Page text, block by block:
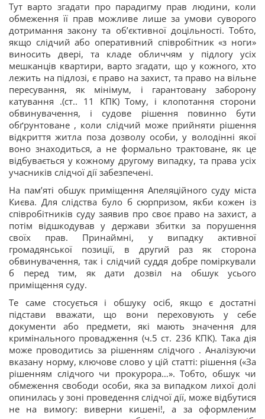
Тут варто згадати про парадигму прав людини, коли
обмеження її прав можливе лише за умови суворого
дотримання закону та об’єктивної доцільності. Тобто,
якщо слідчий або оперативний співробітник «з ноги»
виносить двері, та кладе обличчям у підлогу усіх
мешканців квартири, варто згадати, що у кожного, хто
лежить на підлозі, є право на захист, та право на вільне
пересування, як мінімум, і гарантовану заборону
катування .(ст.. 11 КПК) Тому, і клопотання сторони
обвинувачення, і судове рішення повинно бути
обґрунтоване , коли слідчий може прийняти рішення
відкриття житла поза дозволу особи, у володінні якої
воно знаходиться, а не формально трактоване, як це
відбувається у кожному другому випадку, та права усіх
учасників слідчої дії забезпечені.
На пам’яті обшук приміщення Апеляційного суду міста
Києва. Для слідства було б сюрпризом, якби кожен із
співробітників суду заявив про своє право на захист, а
потім відшкодував у держави збитки за порушення
своїх прав. Принаймні, у випадку активної
громадянської позиції, в другий раз як сторона
обвинувачення, так і слідчий суддя добре поміркували
б перед тим, як дати дозвіл на обшук усього
приміщення суду.
Те саме стосується і обшуку осіб, якщо є достатні
підстави вважати, що вони переховують у себе
документи або предмети, які мають значення для
кримінального провадження (ч.5 ст. 236 КПК). Така дія
може проводитись за рішенням слідчого . Аналізуючи
вказану норму, ключове слово у цій статті: рішення («За
рішенням слідчого чи прокурора…». Тобто, обшук чи
обмеження свободи особи, яка за випадком лихої долі
опинилась у зоні проведення слідчої дії, може відбутися
не на вимогу: виверни кишені!, а за оформленим